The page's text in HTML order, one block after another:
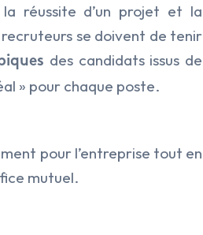
réussite d’un projet et la
se doivent de tenir
des candidats issus de
» pour chaque poste.
pour l’entreprise tout en
mutuel.